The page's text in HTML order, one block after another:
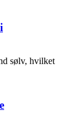
sølv, hvilket